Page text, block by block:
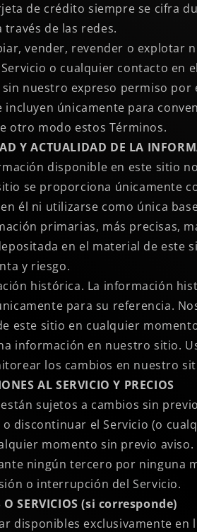
de crédito siempre se cifra
de las redes.
vender, revender o explotar
o cualquier contacto en
nuestro expreso permiso por
únicamente para
otro modo estos Términos.
Y ACTUALIDAD DE LA
disponible en este sitio
se proporciona únicamente
él ni utilizarse como única
primarias, más precisas,
en el material de este
y riesgo.
histórica. La información
para su referencia.
este sitio en cualquier
información en nuestro sitio.
los cambios en nuestro
AL SERVICIO Y PRECIOS
sujetos a cambios sin
discontinuar el Servicio (o
momento sin previo aviso.
ningún tercero por ninguna
o interrupción del Servicio.
O SERVICIOS (si corresponde)
disponibles exclusivamente en